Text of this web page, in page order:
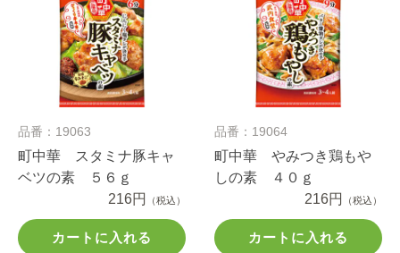
品番：19063
町中華 スタミナ豚キャ
ベツの素 ５６ｇ
216円
（税込）
カートに入れる
品番：19064
町中華 やみつき鶏もや
しの素 ４０ｇ
216円
（税込）
カートに入れる